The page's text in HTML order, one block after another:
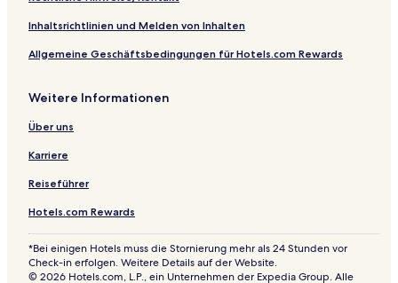
Inhaltsrichtlinien und Melden von Inhalten
Allgemeine Geschäftsbedingungen für Hotels.com Rewards
Weitere Informationen
Über uns
Karriere
Reiseführer
Hotels.com Rewards
*Bei einigen Hotels muss die Stornierung mehr als 24 Stunden vor
Check-in erfolgen. Weitere Details auf der Website.
© 2026 Hotels.com, L.P., ein Unternehmen der Expedia Group. Alle